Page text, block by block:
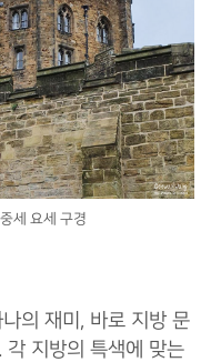
세 요세 구경
의 재미, 바로 지방 문
각 지방의 특색에 맞는